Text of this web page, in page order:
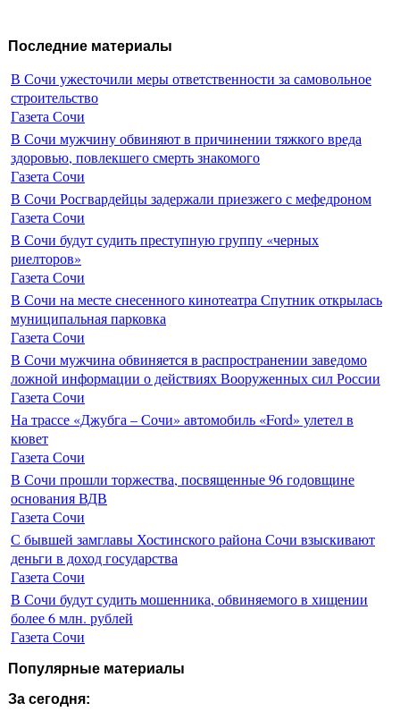
Последние материалы
В Сочи ужесточили меры ответственности за самовольное
строительство
Газета Сочи
В Сочи мужчину обвиняют в причинении тяжкого вреда
здоровью, повлекшего смерть знакомого
Газета Сочи
В Сочи Росгвардейцы задержали приезжего с мефедроном
Газета Сочи
В Сочи будут судить преступную группу «черных
риелторов»
Газета Сочи
В Сочи на месте снесенного кинотеатра Спутник открылась
муниципальная парковка
Газета Сочи
В Сочи мужчина обвиняется в распространении заведомо
ложной информации о действиях Вооруженных сил России
Газета Сочи
На трассе «Джубга – Сочи» автомобиль «Ford» улетел в
кювет
Газета Сочи
В Сочи прошли торжества, посвященные 96 годовщине
основания ВДВ
Газета Сочи
С бывшей замглавы Хостинского района Сочи взыскивают
деньги в доход государства
Газета Сочи
В Сочи будут судить мошенника, обвиняемого в хищении
более 6 млн. рублей
Газета Сочи
Популярные материалы
За сегодня: